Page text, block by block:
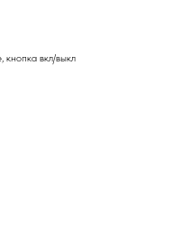
кнопка вкл/выкл